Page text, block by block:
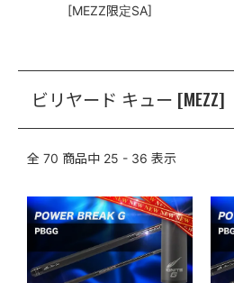
[MEZZ限定SA]
ビリヤード キュー [MEZZ]
全 70 商品中 25 - 36 表示